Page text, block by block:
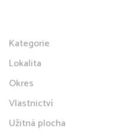
Kategorie
Lokalita
Okres
Vlastnictví
Užitná plocha